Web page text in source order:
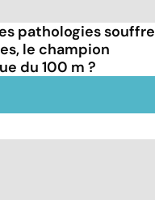
pathologies souffre
le champion
du 100 m ?